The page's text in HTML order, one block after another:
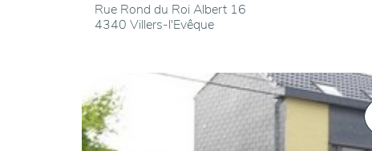
Rue Rond du Roi Albert 16
4340 Villers-l'Evêque